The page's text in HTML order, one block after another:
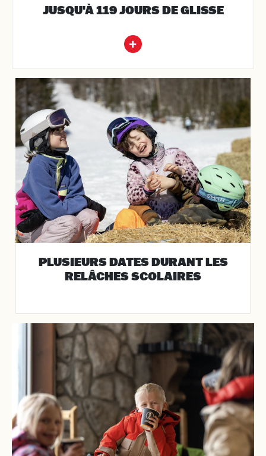
JUSQU'À 119 JOURS DE GLISSE
PLUSIEURS DATES DURANT LES
RELÂCHES SCOLAIRES